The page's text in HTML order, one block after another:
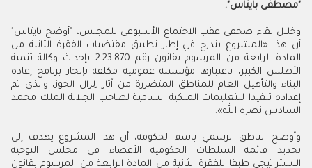
"مصطفى بايتاس".
وخلال لقاء صحفي عقب الاجتماع الأسبوعي للمجلس، "أوضح بايتاس"
أن هذا «المشروع يندرج في إطار تطبيق مقتضيات الفقرة الثانية من
المادة الرابعة من المرسوم بقانون رقم 2.23.870 بإحداث وكالة تنمية
الأطلس الكبير، باعتبارها مؤسسة عمومية مكلفة بإنجاز برنامج إعادة
البناء والتأهيل العام للمناطق المتضررة من آثار زلزال الحوز، والذي تم
إعداده تنفيذا للتعليمات الملكية السامية لصاحب الجلالة الملك محمد
السادس نصره الله».
وأوضح الناطق الرسمي باسم الحكومة، أن هذا المشروع يهدف إلى
تحديد قائمة السلطات الحكومية الأعضاء في مجلس التوجيه
الاستراتيجي طبقا للفقرة الثانية من المادة الرابعة من المرسوم بقانون